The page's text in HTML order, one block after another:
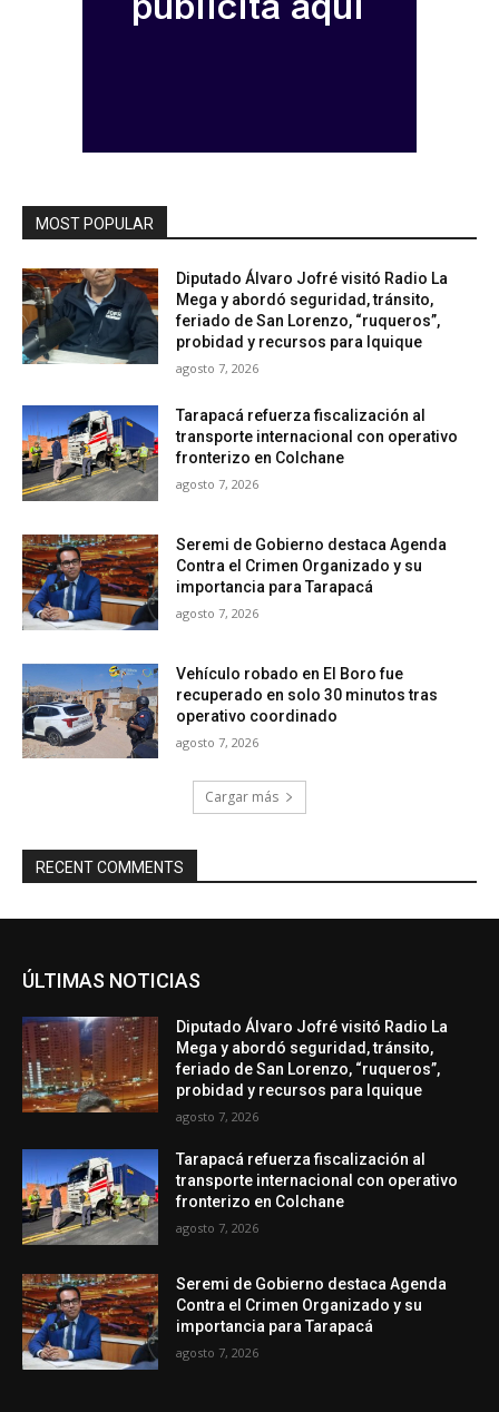
MOST POPULAR
Diputado Álvaro Jofré visitó Radio La
Mega y abordó seguridad, tránsito,
feriado de San Lorenzo, “ruqueros”,
probidad y recursos para Iquique
agosto 7, 2026
Tarapacá refuerza fiscalización al
transporte internacional con operativo
fronterizo en Colchane
agosto 7, 2026
Seremi de Gobierno destaca Agenda
Contra el Crimen Organizado y su
importancia para Tarapacá
agosto 7, 2026
Vehículo robado en El Boro fue
recuperado en solo 30 minutos tras
operativo coordinado
agosto 7, 2026
Cargar más
RECENT COMMENTS
ÚLTIMAS NOTICIAS
Diputado Álvaro Jofré visitó Radio La
Mega y abordó seguridad, tránsito,
feriado de San Lorenzo, “ruqueros”,
probidad y recursos para Iquique
agosto 7, 2026
Tarapacá refuerza fiscalización al
transporte internacional con operativo
fronterizo en Colchane
agosto 7, 2026
Seremi de Gobierno destaca Agenda
Contra el Crimen Organizado y su
importancia para Tarapacá
agosto 7, 2026